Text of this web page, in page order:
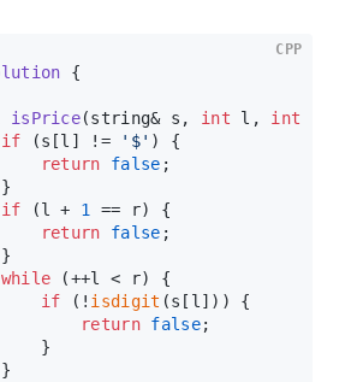
{
isPrice(string& s, int l, int
if (s[l] != '$' ) {
return
false ;
if (l + 1
== r) {
return
false ;
while (++l < r) {
if (! isdigit (s[l])) {
return false;
}
CPP